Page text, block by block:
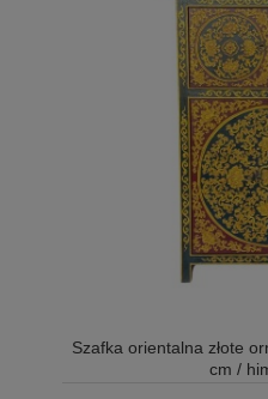
Szafka orientalna złote
cm /